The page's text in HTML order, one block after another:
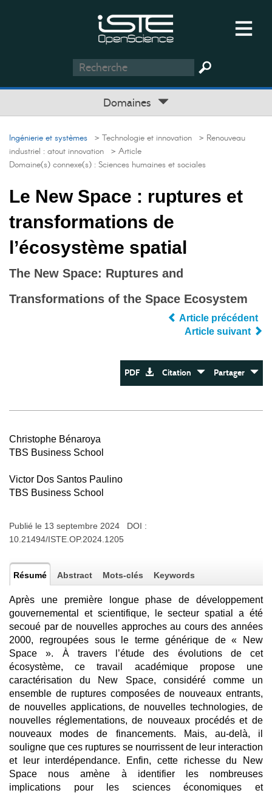
Domaines
Ingénierie et systèmes > Technologie et innovation > Renouveau
industriel : atout innovation > Article
Domaine(s) connexe(s) : Sciences humaines et sociales
Le New Space : ruptures et
transformations de
l’écosystème spatial
The New Space: Ruptures and
Transformations of the Space Ecosystem
Article précédent
Article suivant
PDF Citation Partager
Christophe Bénaroya
TBS Business School
Victor Dos Santos Paulino
TBS Business School
Publié le 13 septembre 2024 DOI :
10.21494/ISTE.OP.2024.1205
Résumé Abstract Mots-clés Keywords
Après une première longue phase de développement
gouvernemental et scientifique, le secteur spatial a été
secoué par de nouvelles approches au cours des années
2000, regroupées sous le terme générique de « New
Space ». À travers l’étude des évolutions de cet
écosystème, ce travail académique propose une
caractérisation du New Space, considéré comme un
ensemble de ruptures composées de nouveaux entrants,
de nouvelles applications, de nouvelles technologies, de
nouvelles réglementations, de nouveaux procédés et de
nouveaux modes de financements. Mais, au-delà, il
souligne que ces ruptures se nourrissent de leur interaction
et leur interdépendance. Enfin, cette richesse du New
Space nous amène à identifier les nombreuses
implications pour les sciences économiques et